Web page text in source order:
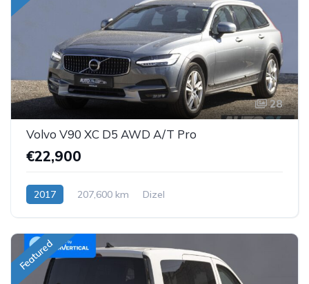
28
Volvo V90 XC D5 AWD A/T Pro
€22,900
2017 207,600 km Dizel
Featured